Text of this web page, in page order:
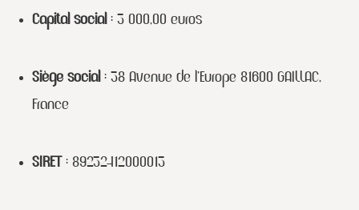
Capital social : 3 000,00 euros
Siège social : 38 Avenue de l’Europe 81600 GAILLAC,
France
SIRET : 89232412000013